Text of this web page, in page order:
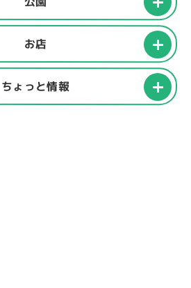
お店
ちょっと情報